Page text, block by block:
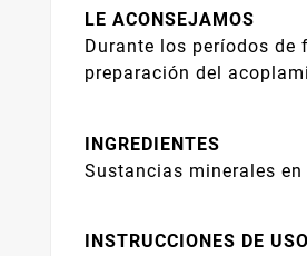
LE ACONSEJAMOS
Durante los períodos
preparación del
INGREDIENTES
Sustancias minerales
INSTRUCCIONES DE USO